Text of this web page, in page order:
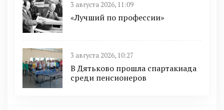
3 августа 2026, 11:09
«Лучший по профессии»
3 августа 2026, 10:27
В Дятьково прошла спартакиада
среди пенсионеров